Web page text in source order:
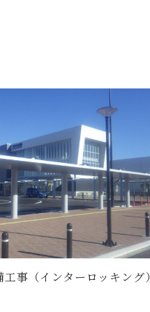
事（インターロッキング）